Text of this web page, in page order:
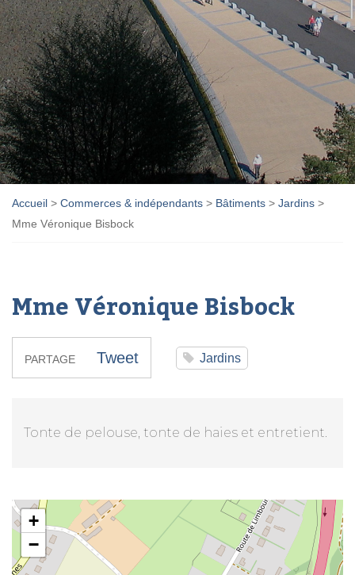
Accueil > Commerces & indépendants > Bâtiments > Jardins >
Mme Véronique Bisbock
Mme Véronique Bisbock
PARTAGE Tweet Jardins
Tonte de pelouse, tonte de haies et entretient.
Mme Véronique Bisbock
+
−